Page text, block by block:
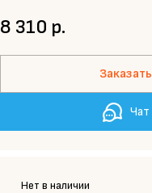
8 310 р.
Заказать
Чат
Нет в наличии